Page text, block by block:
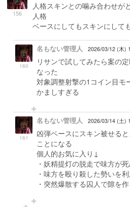
156
人格スキンとの噛み合わせが
人格
ベースにしてもスキンにして
160
名もない管理人 2026/03/12 (木)
リサンで試してみたら案の
なった
対象調整射撃の1コイン目モ
かましすぎる
161
名もない管理人 2026/03/14 (土)
凶弾ベースにスキン被せる
ことになる
個人的お気に入り↓
・妖精提灯の脱走で味方が
・味方を殴り殺した勢いを
・突然爆散する囚人で隙を